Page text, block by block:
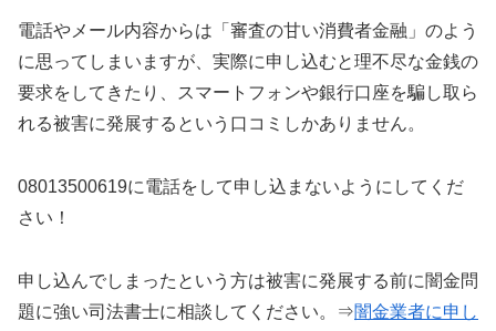
電話やメール内容からは「審査の甘い消費者金融」のよう
に思ってしまいますが、実際に申し込むと理不尽な金銭の
要求をしてきたり、スマートフォンや銀行口座を騙し取ら
れる被害に発展するという口コミしかありません。
08013500619に電話をして申し込まないようにしてくだ
さい！
申し込んでしまったという方は被害に発展する前に闇金問
題に強い司法書士に相談してください。⇒闇金業者に申し